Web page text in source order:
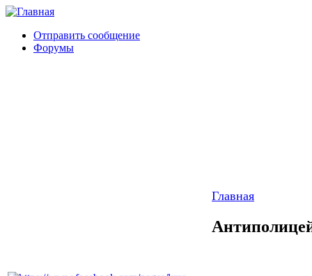
Отправить сообщение
Форумы
Главная